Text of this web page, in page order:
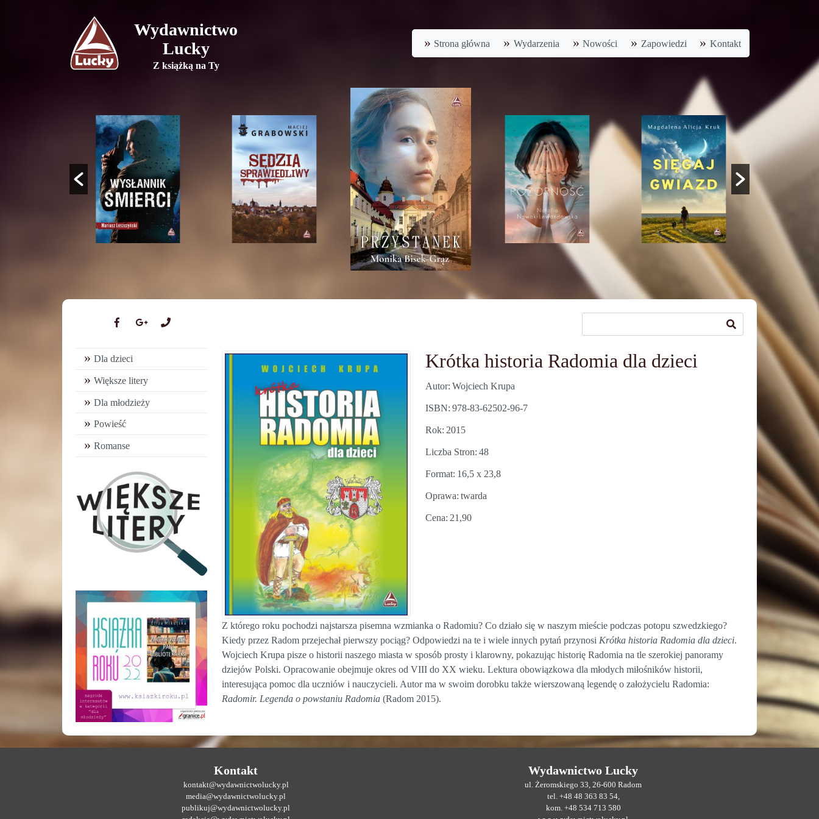
Wydawnictwo
Lucky
Z książką na Ty
Strona główna Wydarzenia Nowości Zapowiedzi Kontakt
Dla dzieci
Większe litery
Dla młodzieży
Powieść
Romanse
Krótka historia Radomia dla dzieci
Autor Wojciech Krupa
ISBN 978-83-62502-96-7
Rok 2015
Liczba Stron 48
Format 16,5 x 23,8
Oprawa twarda
Cena 21,90
Z którego roku pochodzi najstarsza pisemna wzmianka o Radomiu? Co działo się w naszym mieście podczas potopu szwedzkiego?
Kiedy przez Radom przejechał pierwszy pociąg? Odpowiedzi na te i wiele innych pytań przynosi Krótka historia Radomia dla dzieci.
Wojciech Krupa pisze o historii naszego miasta w sposób prosty i klarowny, pokazując historię Radomia na tle szerokiej panoramy
dziejów Polski. Opracowanie obejmuje okres od VIII do XX wieku. Lektura obowiązkowa dla młodych miłośników historii,
interesująca pomoc dla uczniów i nauczycieli. Autor ma w swoim dorobku także wierszowaną legendę o założycielu Radomia:
Radomir. Legenda o powstaniu Radomia (Radom 2015).
Kontakt
kontakt@wydawnictwolucky.pl
media@wydawnictwolucky.pl
publikuj@wydawnictwolucky.pl
Wydawnictwo Lucky
ul. Żeromskiego 33, 26-600 Radom
tel. +48 48 363 83 54,
kom. +48 534 713 580